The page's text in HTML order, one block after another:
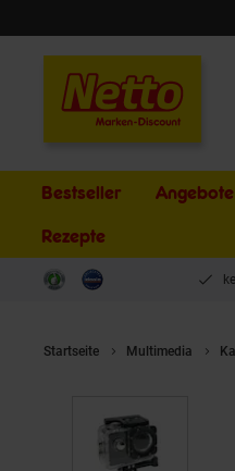
Bestseller Angebote
Rezepte
Startseite Multimedia